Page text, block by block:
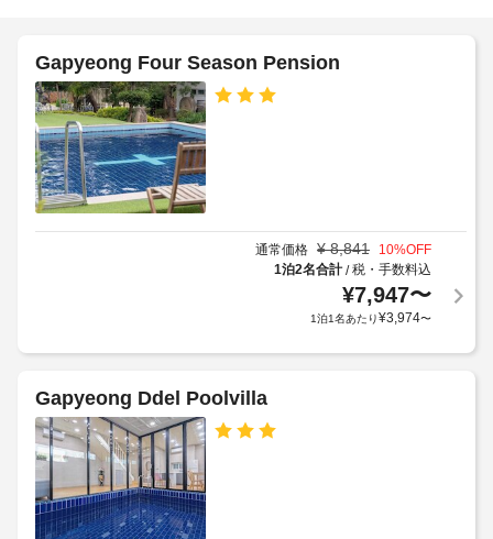
屋
外
家
具
フ
置
ウ
ォ
ー
タ
ー
ス
施
設
の
定
め
る
利
ゲ
ス
ト
料
金
Gapyeong Four Season Pension
通常価格 ¥ 8,841 10%OFF
1泊2名合計/税・手数料込
¥7,947〜
1泊1名あたり¥3,974〜
Gapyeong Ddel Poolvilla